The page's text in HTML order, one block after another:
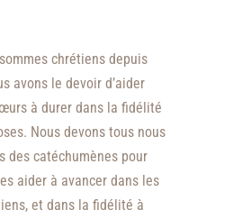
chrétiens depuis
avons le devoir d’aider
à durer dans la fidélité
Nous devons tous nous
des catéchumènes pour
aider à avancer dans les
et dans la fidélité à